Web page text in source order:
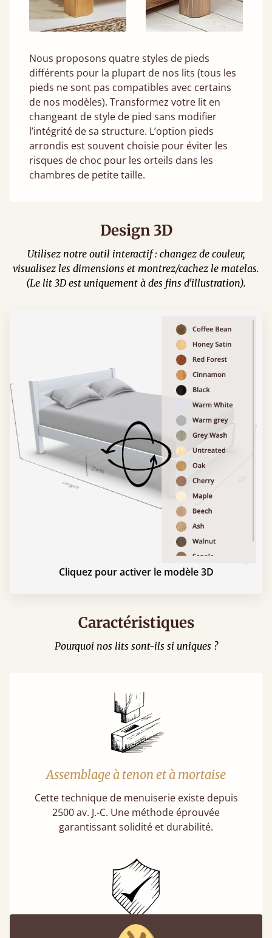
Nous proposons quatre styles de pieds
différents pour la plupart de nos lits (tous les
pieds ne sont pas compatibles avec certains
de nos modèles). Transformez votre lit en
changeant de style de pied sans modifier
l’intégrité de sa structure. L’option pieds
arrondis est souvent choisie pour éviter les
risques de choc pour les orteils dans les
chambres de petite taille.
Design 3D
Utilisez notre outil interactif : changez de couleur,
visualisez les dimensions et montrez/cachez le matelas.
(Le lit 3D est uniquement à des fins d'illustration).
Cliquez pour activer le modèle 3D
Caractéristiques
Pourquoi nos lits sont-ils si uniques ?
Assemblage à tenon et à mortaise
Cette technique de menuiserie existe depuis
2500 av. J.-C. Une méthode éprouvée
garantissant solidité et durabilité.